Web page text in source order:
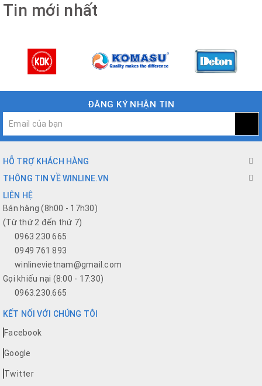
Tin mới nhất
ĐĂNG KÝ NHẬN TIN
HỖ TRỢ KHÁCH HÀNG
THÔNG TIN VỀ WINLINE.VN
LIÊN HỆ
Bán hàng (8h00 - 17h30)
(Từ thứ 2 đến thứ 7)
0963 230 665
0949 761 893
winlinevietnam@gmail.com
Gọi khiếu nại (8:00 - 17:30)
0963.230.665
KẾT NỐI VỚI CHÚNG TÔI
Facebook
Google
Twitter